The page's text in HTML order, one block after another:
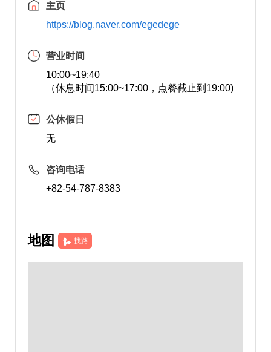
主页
https://blog.naver.com/egedege
营业时间
10:00~19:40
（休息时间15:00~17:00，点餐截止到19:00)
公休假日
无
咨询电话
+82-54-787-8383
地图 找路